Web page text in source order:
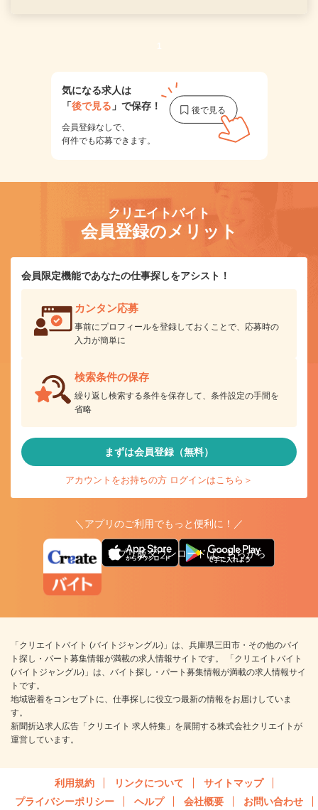
1
気になる求人は
「後で見る 」で保存！
会員登録なしで、
何件でも応募できます。
クリエイトバイト
会員登録のメリット
会員限定機能であなたの仕事探しをアシスト！
カンタン応募
事前にプロフィールを登録しておくことで、応募時の
入力が簡単に
検索条件の保存
繰り返し検索する条件を保存して、条件設定の手間を
省略
まずは会員登録（無料）
アカウントをお持ちの方 ログインはこちら＞
＼アプリのご利用でもっと便利に！／
アプリ版ダウンロードはこちらから
「クリエイトバイト (バイトジャングル)」は、兵庫県三田市・その他のバイ
ト探し・パート募集情報が満載の求人情報サイトです。 「クリエイトバイト
(バイトジャングル)」は、バイト探し・パート募集情報が満載の求人情報サイ
トです。
地域密着をコンセプトに、仕事探しに役立つ最新の情報をお届けしていま
す。
新聞折込求人広告「クリエイト 求人特集」を展開する株式会社クリエイトが
運営しています。
利用規約 リンクについて
サイトマップ
プライバシーポリシー
ヘルプ 会社概要 お問い合わせ